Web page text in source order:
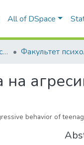
All of DSpace
01. Кваліфікаційні випускні роботи здобувачів вищої освіти
behavior of